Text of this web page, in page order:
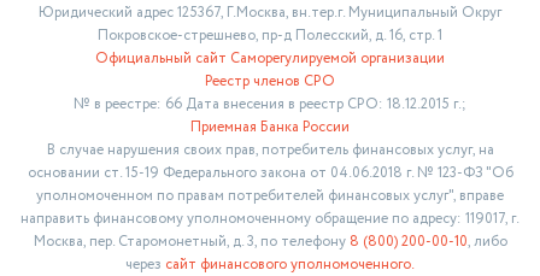
Юридический адрес 125367, Г.Москва, вн.тер.г. Муниципальный Округ
Покровское-стрешнево, пр-д Полесский, д. 16, стр. 1
Официальный сайт Саморегулируемой организации
Реестр членов СРО
№ в реестре: 66 Дата внесения в реестр СРО: 18.12.2015 г.;
Приемная Банка России
В случае нарушения своих прав, потребитель финансовых услуг, на
основании ст. 15-19 Федерального закона от 04.06.2018 г. № 123-ФЗ "Об
уполномоченном по правам потребителей финансовых услуг", вправе
направить финансовому уполномоченному обращение по адресу: 119017, г.
Москва, пер. Старомонетный, д. 3, по телефону 8 (800) 200-00-10, либо
через сайт финансового уполномоченного.